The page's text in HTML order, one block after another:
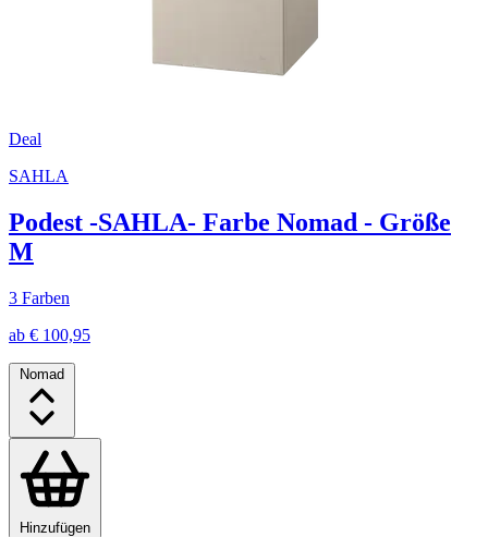
Deal
SAHLA
Podest -SAHLA- Farbe Nomad - Größe
M
3 Farben
ab € 100,95
Nomad
Hinzufügen